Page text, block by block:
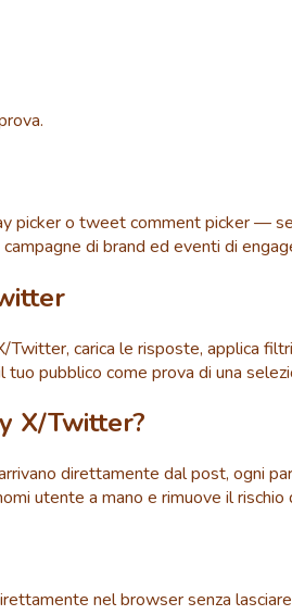
picker o tweet comment picker —
di brand ed eventi di
carica le risposte, applica
pubblico come prova di una
X/Twitter?
direttamente dal post, ogni
utente a mano e rimuove il
nel browser senza